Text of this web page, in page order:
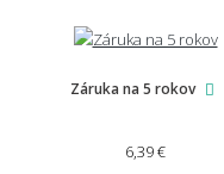
📏 Na mieru, doprava
Záruka na 5 rokov
6,39 €